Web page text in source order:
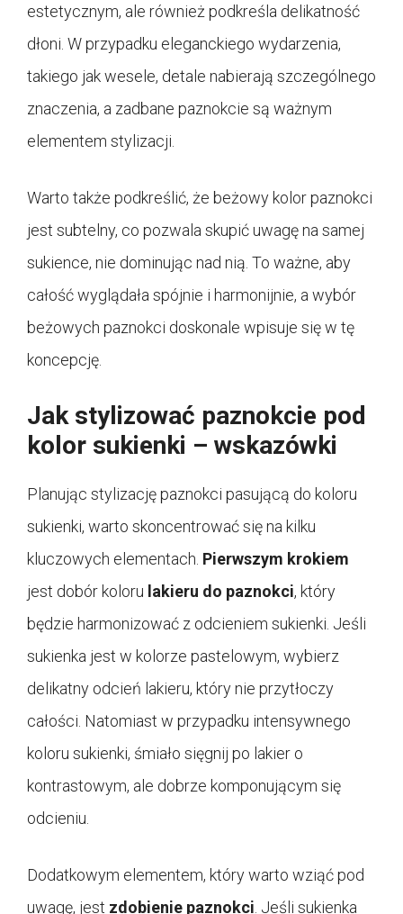
estetycznym, ale również podkreśla delikatność
dłoni. W przypadku eleganckiego wydarzenia,
takiego jak wesele, detale nabierają szczególnego
znaczenia, a zadbane paznokcie są ważnym
elementem stylizacji.
Warto także podkreślić, że beżowy kolor paznokci
jest subtelny, co pozwala skupić uwagę na samej
sukience, nie dominując nad nią. To ważne, aby
całość wyglądała spójnie i harmonijnie, a wybór
beżowych paznokci doskonale wpisuje się w tę
koncepcję.
Jak stylizować paznokcie pod
kolor sukienki – wskazówki
Planując stylizację paznokci pasującą do koloru
sukienki, warto skoncentrować się na kilku
kluczowych elementach. Pierwszym krokiem
jest dobór koloru lakieru do paznokci, który
będzie harmonizować z odcieniem sukienki. Jeśli
sukienka jest w kolorze pastelowym, wybierz
delikatny odcień lakieru, który nie przytłoczy
całości. Natomiast w przypadku intensywnego
koloru sukienki, śmiało sięgnij po lakier o
kontrastowym, ale dobrze komponującym się
odcieniu.
Dodatkowym elementem, który warto wziąć pod
uwagę, jest zdobienie paznokci . Jeśli sukienka